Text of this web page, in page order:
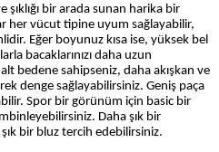
bir arada sunan harika bir
her vücut tipine uyum sağlayabilir,
Eğer boyunuz kısa ise, yüksek bel
bacaklarınızı daha uzun
bedene sahipseniz, daha akışkan ve
denge sağlayabilirsiniz. Geniş paça
Spor bir görünüm için basic bir
Daha şık bir
bir bluz tercih edebilirsiniz.